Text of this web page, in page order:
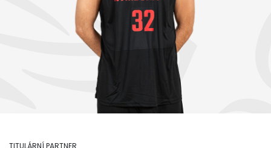
TITULÁRNÍ PARTNER